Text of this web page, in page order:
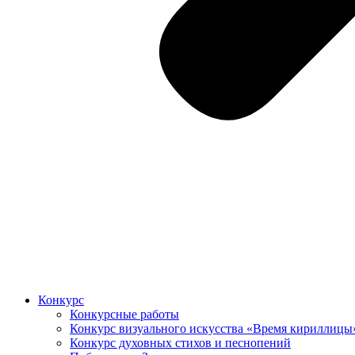
Конкурс
Конкурсные работы
Конкурс визуального искусства «Время
Конкурс духовных стихов и песнопений